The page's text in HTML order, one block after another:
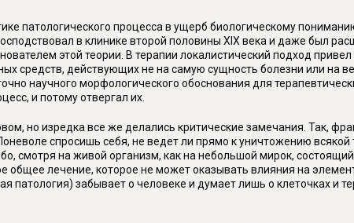
патологического процесса в ущерб биологическому
в клинике второй половины XIX века и даже был
этой теории. В терапии локалистический подход
средств, действующих не на самую сущность болезни или на
научного морфологического обоснования для
и потому отвергал их.
но изредка все же делались критические замечания. Так,
спросишь себя, не ведет ли прямо к уничтожению
смотря на живой организм, как на небольшой мирок,
общее лечение, которое не может оказывать влияния на
забывает о человеке и думает лишь о клеточках и